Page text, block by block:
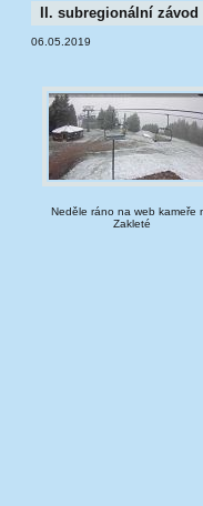
II. subregionální závod
06.05.2019
Neděle ráno na web kameře
Zakleté